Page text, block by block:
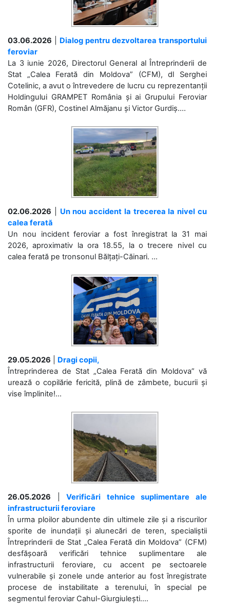
03.06.2026
Dialog pentru dezvoltarea transportului
feroviar
La 3 iunie 2026, Directorul General al Întreprinderii de
Stat „Calea Ferată din Moldova” (CFM), dl Serghei
Cotelinic, a avut o întrevedere de lucru cu reprezentanții
Holdingului GRAMPET România și ai Grupului Feroviar
Român (GFR), Costinel Almăjanu și Victor Gurdiș....
02.06.2026
Un nou accident la trecerea la nivel cu
calea ferată
Un nou incident feroviar a fost înregistrat la 31 mai
2026, aproximativ la ora 18.55, la o trecere nivel cu
calea ferată pe tronsonul Bălțați-Căinari. ...
29.05.2026
Dragi copii,
Întreprinderea de Stat „Calea Ferată din Moldova” vă
urează o copilărie fericită, plină de zâmbete, bucurii și
vise împlinite!...
26.05.2026 |Verificări tehnice suplimentare ale
infrastructurii feroviare
În urma ploilor abundente din ultimele zile și a riscurilor
sporite de inundații și alunecări de teren, specialiștii
Întreprinderii de Stat „Calea Ferată din Moldova” (CFM)
desfășoară verificări tehnice suplimentare ale
infrastructurii feroviare, cu accent pe sectoarele
vulnerabile și zonele unde anterior au fost înregistrate
procese de instabilitate a terenului, în special pe
segmentul feroviar Cahul-Giurgiulești....